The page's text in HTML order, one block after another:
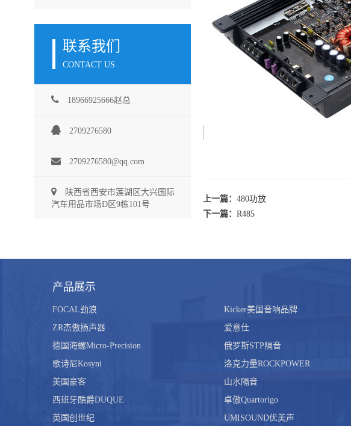
联系我们
CONTACT US
18966925666赵总
2709276580
2709276580@qq.com
陕西省西安市莲湖区大兴国际
汽车用品市场D区9栋101号
上一篇： 480功放
下一篇： R485
产品展示
FOCAL劲浪
Kicker美国音响品牌
ZR杰傲扬声器
爱意仕
德国海螺Micro-Precision
俄罗斯STP隔音
歌诗尼Kosyni
洛克力量ROCKPOWER
美国豪客
山水隔音
西班牙酷爵DUQUE
卓傲Quartorigo
英国创世纪
UMISOUND优美声